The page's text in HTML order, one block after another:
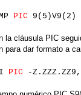
PIC 9(5)V9(2)
la cláusula PIC
para dar formato a
PIC -